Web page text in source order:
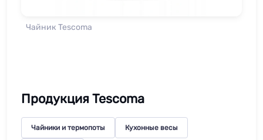
Чайник Tescoma
Продукция Tescoma
Чайники и термопоты Кухонные весы